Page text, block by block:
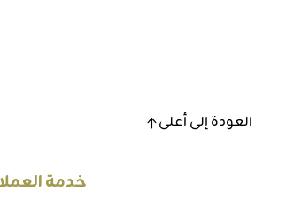
العودة إلى أعلى
خدمة